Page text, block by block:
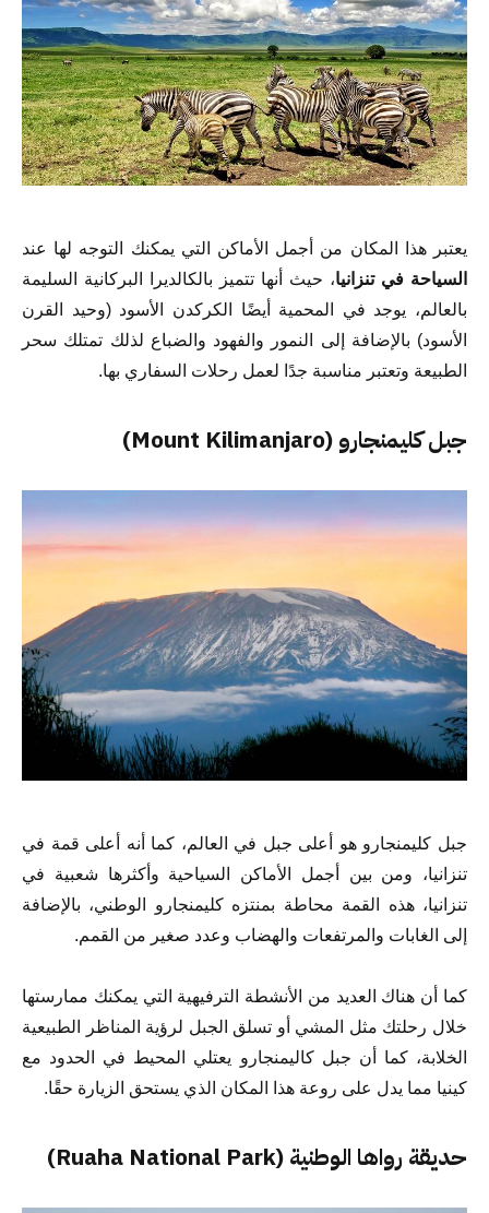
يعتبر هذا المكان من أجمل الأماكن التي يمكنك التوجه لها عند
السياحة في تنزانيا، حيث أنها تتميز بالكالديرا البركانية السليمة
بالعالم، يوجد في المحمية أيضًا الكركدن الأسود (وحيد القرن
الأسود) بالإضافة إلى النمور والفهود والضباع لذلك تمتلك سحر
الطبيعة وتعتبر مناسبة جدًا لعمل رحلات السفاري بها.
جبل كليمنجارو (Mount Kilimanjaro)
جبل كليمنجارو هو أعلى جبل في العالم، كما أنه أعلى قمة في
تنزانيا، ومن بين أجمل الأماكن السياحية وأكثرها شعبية في
تنزانيا، هذه القمة محاطة بمنتزه كليمنجارو الوطني، بالإضافة
إلى الغابات والمرتفعات والهضاب وعدد صغير من القمم.
كما أن هناك العديد من الأنشطة الترفيهية التي يمكنك ممارستها
خلال رحلتك مثل المشي أو تسلق الجبل لرؤية المناظر الطبيعية
الخلابة، كما أن جبل كاليمنجارو يعتلي المحيط في الحدود مع
كينيا مما يدل على روعة هذا المكان الذي يستحق الزيارة حقًا.
حديقة رواها الوطنية (Ruaha National Park)